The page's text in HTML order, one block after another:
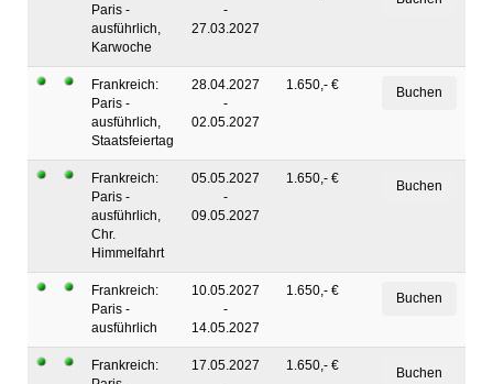
Paris -
ausführlich,
Karwoche
-
27.03.2027
Frankreich:
Paris -
ausführlich,
Staatsfeiertag
28.04.2027
-
02.05.2027
1.650,- €
Frankreich:
Paris -
ausführlich,
Chr.
Himmelfahrt
05.05.2027
-
09.05.2027
1.650,- €
Frankreich:
Paris -
ausführlich
10.05.2027
-
14.05.2027
1.650,- €
Frankreich:
17.05.2027
1.650,- €